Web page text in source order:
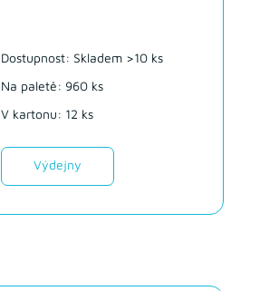
Dostupnost: Skladem >10 ks
Na paletě: 960 ks
V kartonu: 12 ks
Výdejny